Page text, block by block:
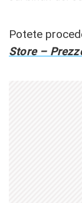
Potete
Store –